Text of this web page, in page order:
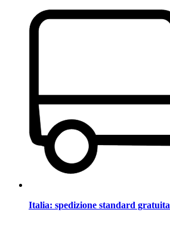
Italia: spedizione standard gratuita